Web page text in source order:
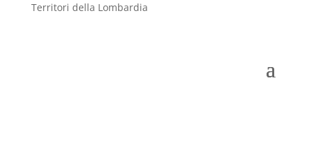
Territori della Lombardia